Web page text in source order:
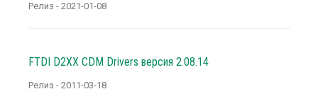
Релиз - 2021-01-08
FTDI D2XX CDM Drivers версия 2.08.14
Релиз - 2011-03-18